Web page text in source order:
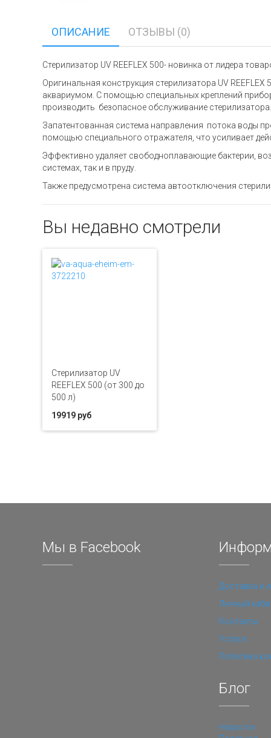
ОПИСАНИЕ ОТЗЫВЫ (0)
Стерилизатор UV REEFLEX 500- новинка от лидера
Оригинальная конструкция стерилизатора UV
аквариумом. С помощью специальных креплений
производить безопасное обслуживание стерилизатора.
Запатентованная система направления потока воды
помощью специального отражателя, что усиливает
Эффективно удаляет свободноплавающие бактерии,
системах, так и в пруду.
Также предусмотрена система автоотключения
Вы недавно смотрели
Стерилизатор UV
REEFLEX 500 (от 300 до
500 л)
19919 руб
Мы в Facebook
Доставка и
Личный
Контакты
Услуги
Политика
Блог
Новости